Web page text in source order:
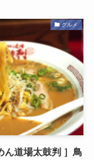
グルメ
ん道場太鼓判 ］鳥